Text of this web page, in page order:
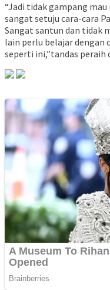
“Jadi tidak gampang
sangat setuju cara-cara
Sangat santun dan tidak
lain perlu belajar
seperti ini,”tandas